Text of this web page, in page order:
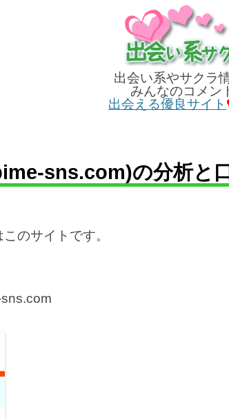
出会い系やサクラ
みんなのコメ
出会える優良サイト
sns.com)の分析と
のサイトです。